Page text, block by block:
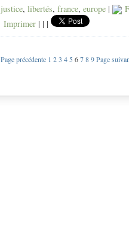
justice, libertés, france, europe |
Imprimer | | |
Page précédente 1 23 45 6789Page